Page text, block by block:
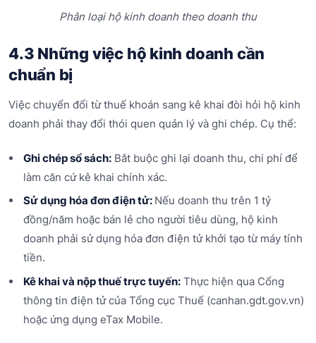
Phân loại hộ kinh doanh theo doanh thu
4.3 Những việc hộ kinh doanh cần
chuẩn bị
Việc chuyển đổi từ thuế khoán sang kê khai đòi hỏi hộ kinh
doanh phải thay đổi thói quen quản lý và ghi chép. Cụ thể:
Ghi chép sổ sách:Bắt buộc ghi lại doanh thu, chi phí để
làm căn cứ kê khai chính xác.
Sử dụng hóa đơn điện tử: Nếu doanh thu trên 1 tỷ
đồng/năm hoặc bán lẻ cho người tiêu dùng, hộ kinh
doanh phải sử dụng hóa đơn điện tử khởi tạo từ máy tính
tiền.
Kê khai và nộp thuế trực tuyến:Thực hiện qua Cổng
thông tin điện tử của Tổng cục Thuế (canhan.gdt.gov.vn)
hoặc ứng dụng eTax Mobile.